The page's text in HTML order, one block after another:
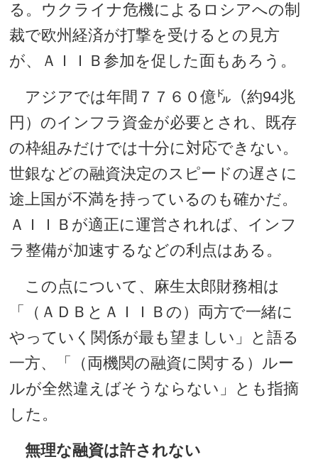
る。ウクライナ危機によるロシアへの制
裁で欧州経済が打撃を受けるとの見方
が、ＡＩＩＢ参加を促した面もあろう。
アジアでは年間７７６０億㌦（約94兆
円）のインフラ資金が必要とされ、既存
の枠組みだけでは十分に対応できない。
世銀などの融資決定のスピードの遅さに
途上国が不満を持っているのも確かだ。
ＡＩＩＢが適正に運営されれば、インフ
ラ整備が加速するなどの利点はある。
この点について、麻生太郎財務相は
「（ＡＤＢとＡＩＩＢの）両方で一緒に
やっていく関係が最も望ましい」と語る
一方、「（両機関の融資に関する）ルー
ルが全然違えばそうならない」とも指摘
した。
無理な融資は許されない